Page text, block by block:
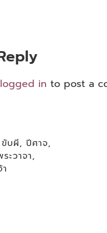
logged in to post a
ขับผี, ปีศาจ,
ะวาจา,